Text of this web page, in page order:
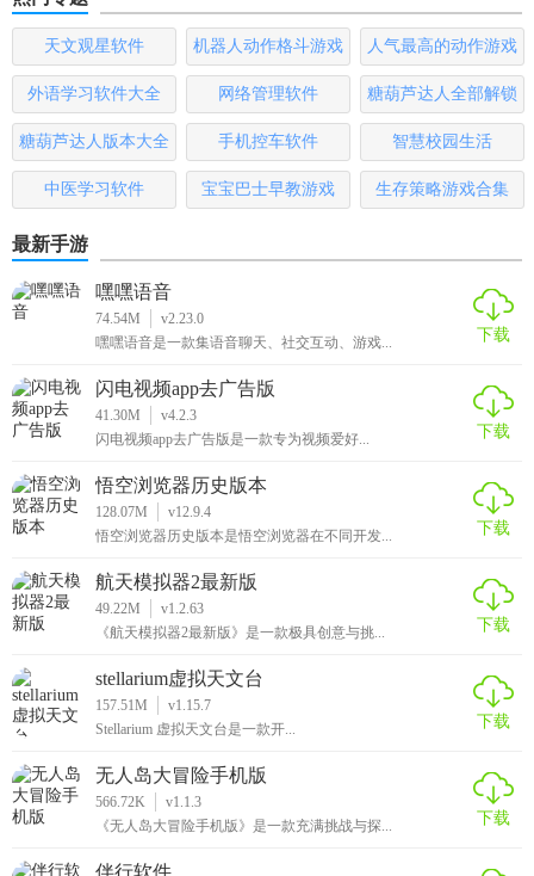
天文观星软件
机器人动作格斗游戏
大全
人气最高的动作游戏
排行榜
外语学习软件大全 网络管理软件
糖葫芦达人全部解锁
版
糖葫芦达人版本大全 手机控车软件 智慧校园生活
中医学习软件 宝宝巴士早教游戏 生存策略游戏合集
最新手游
嘿嘿语音
74.54M
v2.23.0
嘿嘿语音是一款集语音聊天、社交互动、游戏...
下载
闪电视频app去广告版
41.30M
v4.2.3
闪电视频app去广告版是一款专为视频爱好...
下载
悟空浏览器历史版本
128.07M
v12.9.4
悟空浏览器历史版本是悟空浏览器在不同开发...
下载
航天模拟器2最新版
49.22M
v1.2.63
《航天模拟器2最新版》是一款极具创意与挑...
下载
stellarium虚拟天文台
157.51M
v1.15.7
Stellarium 虚拟天文台是一款开...
下载
无人岛大冒险手机版
566.72K
v1.1.3
《无人岛大冒险手机版》是一款充满挑战与探...
下载
伴行软件